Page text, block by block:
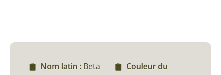
Nom latin : Beta
Couleur du